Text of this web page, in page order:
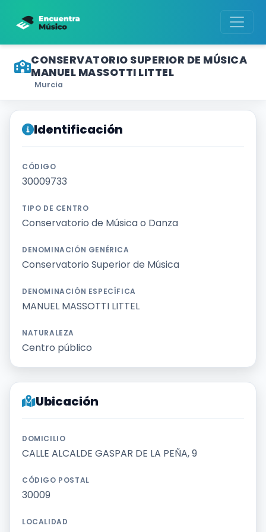
CONSERVATORIO SUPERIOR DE MÚSICA
MANUEL MASSOTTI LITTEL
Murcia
Identificación
CÓDIGO
30009733
TIPO DE CENTRO
Conservatorio de Música o Danza
DENOMINACIÓN GENÉRICA
Conservatorio Superior de Música
DENOMINACIÓN ESPECÍFICA
MANUEL MASSOTTI LITTEL
NATURALEZA
Centro público
Ubicación
DOMICILIO
CALLE ALCALDE GASPAR DE LA PEÑA, 9
CÓDIGO POSTAL
30009
LOCALIDAD
Información obtenida del
Registro Estatal de Centros Docentes no Universitarios
Empleo para músicos
Convocatorias de empleo público
Ofertas de empleo de encuentramusico.es
Publica tu oferta de empleo para músicos
Buscador de Músicos
Asesoría para músicos y docentes
Registro de conservatorios y escuelas de
música en España